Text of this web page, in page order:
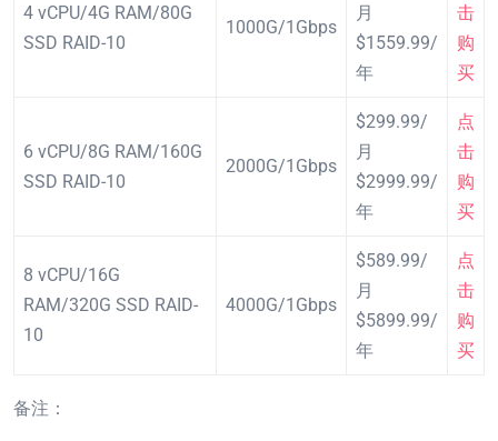
4 vCPU/4G RAM/80G
SSD RAID-10
1000G/1Gbps
月
$1559.99/
年
击
购
买
6 vCPU/8G RAM/160G
SSD RAID-10
2000G/1Gbps
$299.99/
月
$2999.99/
年
点
击
购
买
8 vCPU/16G
RAM/320G SSD RAID-
10
4000G/1Gbps
$589.99/
月
$5899.99/
年
点
击
购
买
备注：